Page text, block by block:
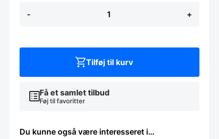
-
SÆT
PYNTEKNIVE
+
Få et samlet tilbud
Føj til favoritter
Tilføj til kurv
Du kunne også være interesseret i…